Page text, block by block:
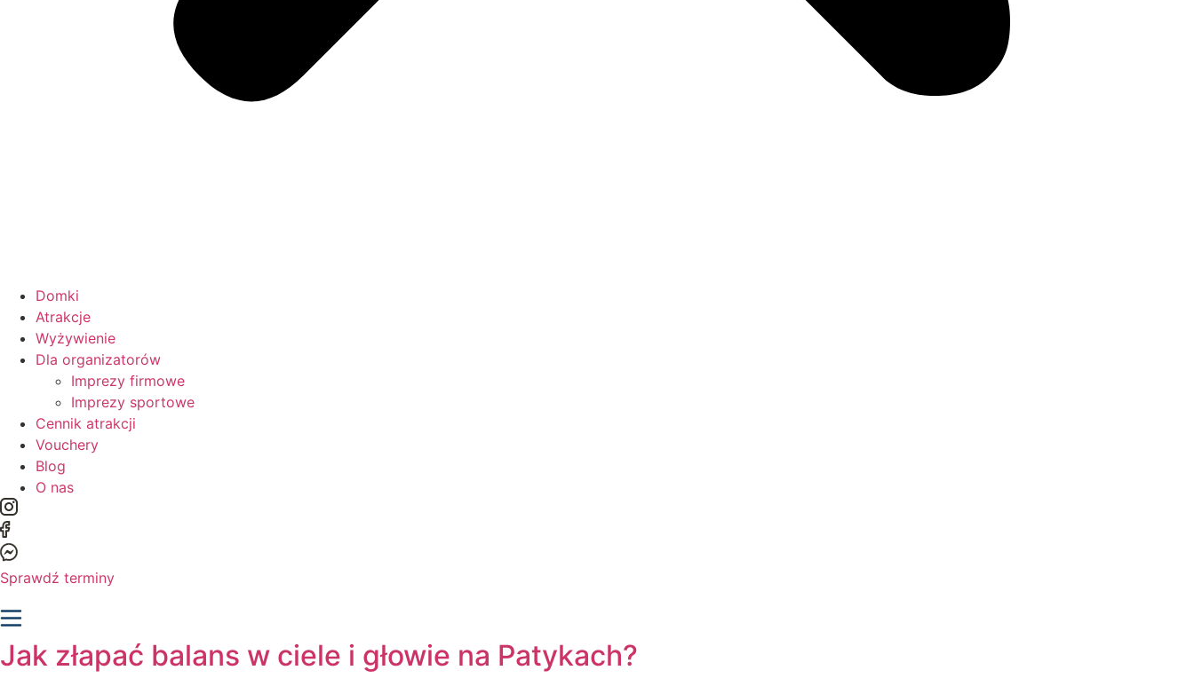
Domki
Atrakcje
Wyżywienie
Dla organizatorów
Imprezy firmowe
Imprezy sportowe
Cennik atrakcji
Vouchery
Blog
O nas
Sprawdź terminy
Jak złapać balans w ciele i głowie na Patykach?